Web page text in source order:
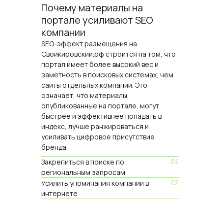
Почему материалы на
портале усиливают SEO
компании
SEO-эффект размещения на
Свойкировский.рф строится на том, что
портал имеет более высокий вес и
заметность в поисковых системах, чем
сайты отдельных компаний. Это
означает, что материалы,
опубликованные на портале, могут
быстрее и эффективнее попадать в
индекс, лучше ранжироваться и
усиливать цифровое присутствие
бренда.
Закрепиться в поиске по
региональным запросам
01
Усилить упоминания компании в
интернете
02